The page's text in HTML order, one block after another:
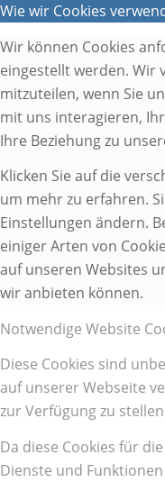
Wie wir Cookies
Wir können Cookies
eingestellt werden. Wir
mitzuteilen, wenn Sie
mit uns interagieren,
Ihre Beziehung zu
Klicken Sie auf die
um mehr zu erfahren.
Einstellungen ändern.
einiger Arten von
auf unseren Websites
wir anbieten können.
Notwendige Website
Diese Cookies sind
auf unserer Webseite
zur Verfügung zu
Da diese Cookies für
Dienste und